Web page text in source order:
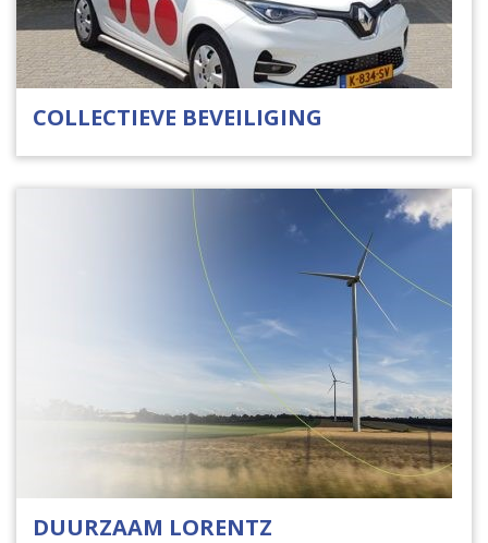
COLLECTIEVE BEVEILIGING
DUURZAAM LORENTZ